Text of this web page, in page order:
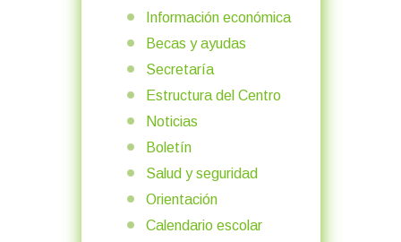
Información económica
Becas y ayudas
Secretaría
Estructura del Centro
Noticias
Boletín
Salud y seguridad
Orientación
Calendario escolar